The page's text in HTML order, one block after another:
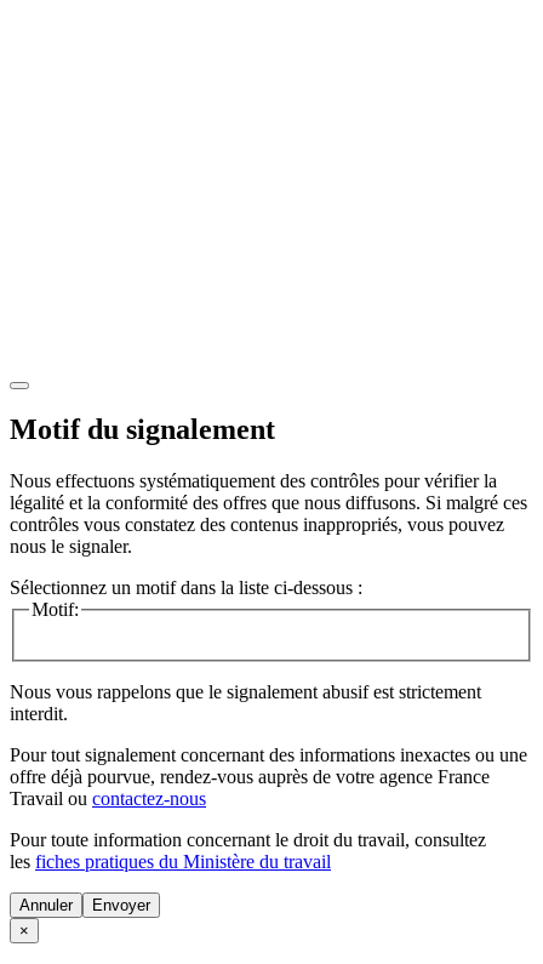
Motif du signalement
Nous effectuons systématiquement des contrôles pour vérifier la
légalité et la conformité des offres que nous diffusons. Si malgré ces
contrôles vous constatez des contenus inappropriés, vous pouvez
nous le signaler.
Sélectionnez un motif dans la liste ci-dessous :
Motif:
Nous vous rappelons que le signalement abusif est strictement
interdit.
Pour tout signalement concernant des informations inexactes ou une
offre déjà pourvue, rendez-vous auprès de votre agence France
Travail ou contactez-nous
Pour toute information concernant le droit du travail, consultez
les fiches pratiques du Ministère du travail
Annuler
×